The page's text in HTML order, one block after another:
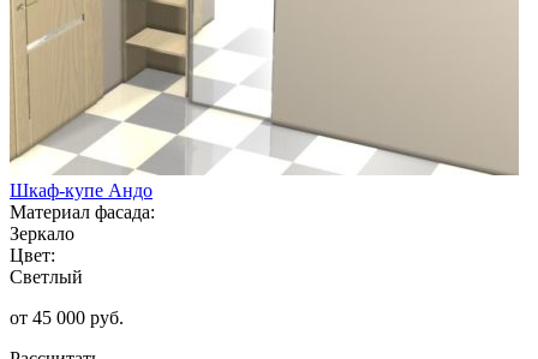
Шкаф-купе Андо
Материал фасада:
Зеркало
Цвет:
Светлый
от 45 000 руб.